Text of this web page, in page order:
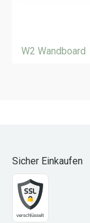
W2 Wandboard
Sicher Einkaufen